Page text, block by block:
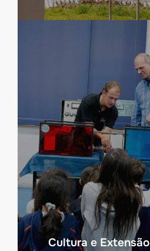
Cultura e Extensão